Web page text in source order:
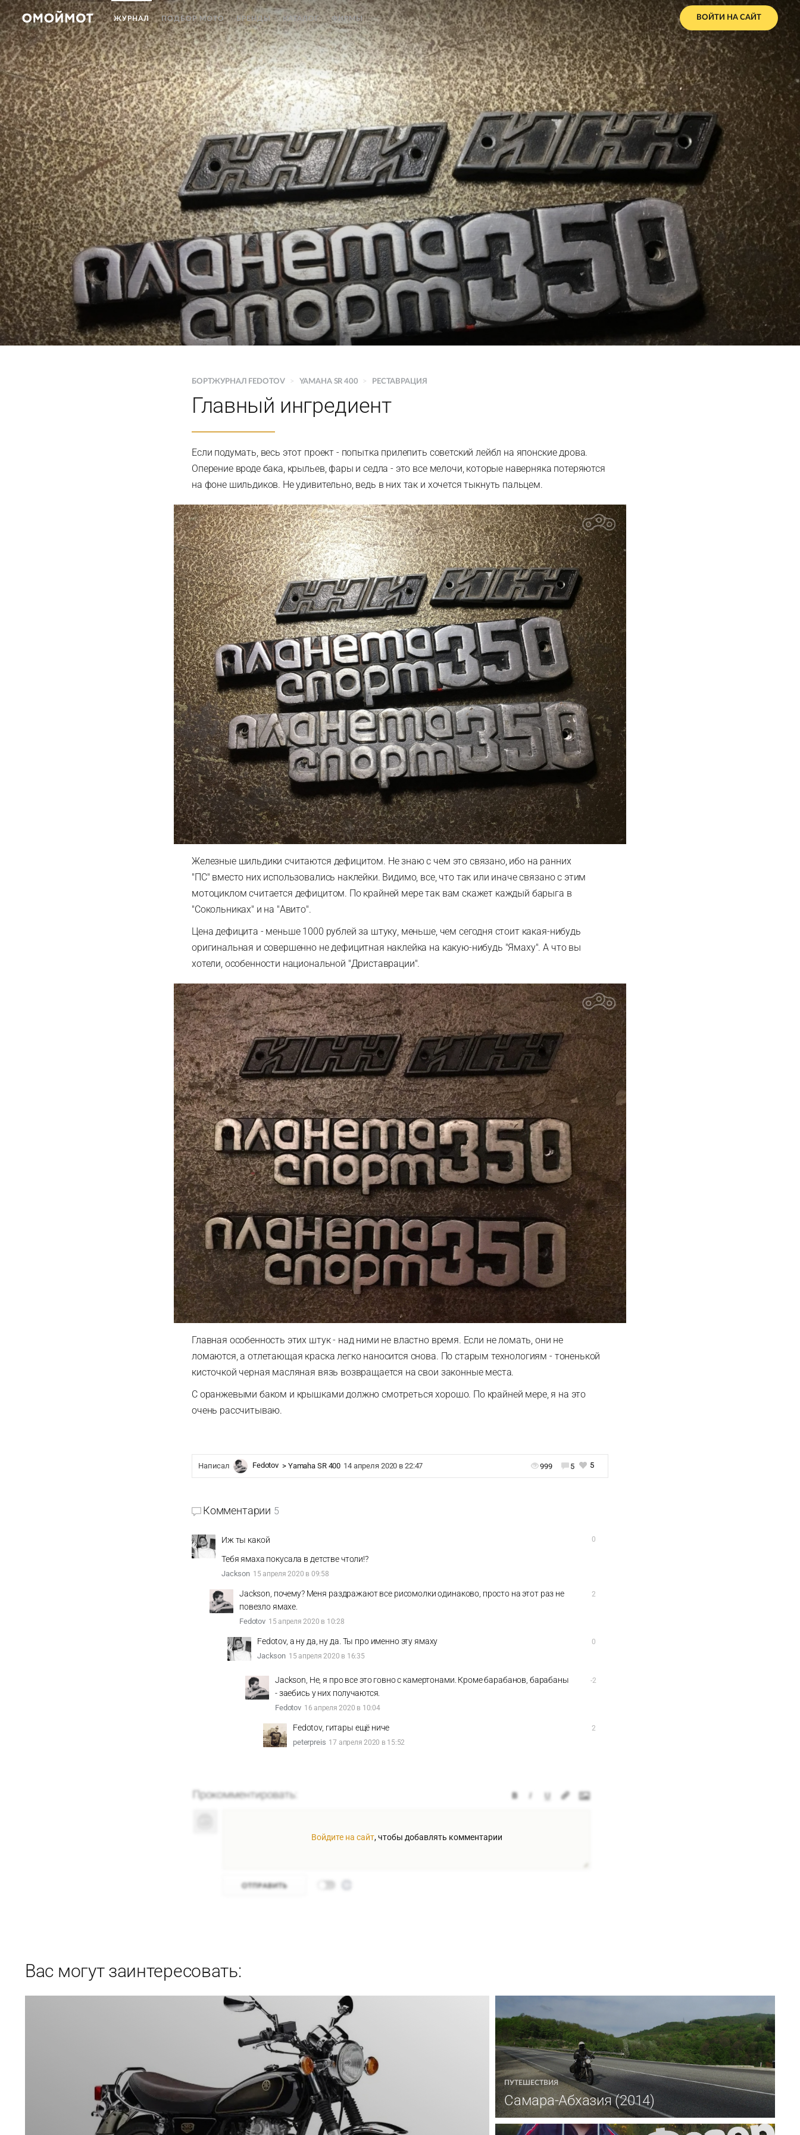
ЖУРНАЛ ПОДБОР МОТО БРЕНДЫ КАТАЛОГ ФИРМЫ ВОЙТИ НА САЙТ
БОРТЖУРНАЛ FEDOTOV > YAMAHA SR 400 > РЕСТАВРАЦИЯ
Главный ингредиент
Если подумать, весь этот проект - попытка прилепить советский лейбл на японские дрова.
Оперение вроде бака, крыльев, фары и седла - это все мелочи, которые наверняка потеряются
на фоне шильдиков. Не удивительно, ведь в них так и хочется тыкнуть пальцем.
Железные шильдики считаются дефицитом. Не знаю с чем это связано, ибо на ранних
"ПС" вместо них использовались наклейки. Видимо, все, что так или иначе связано с этим
мотоциклом считается дефицитом. По крайней мере так вам скажет каждый барыга в
"Сокольниках" и на "Авито".
Цена дефицита - меньше 1000 рублей за штуку, меньше, чем сегодня стоит какая-нибудь
оригинальная и совершенно не дефицитная наклейка на какую-нибудь "Ямаху". А что вы
хотели, особенности национальной "Дриставрации".
Главная особенность этих штук - над ними не властно время. Если не ломать, они не
ломаются, а отлетающая краска легко наносится снова. По старым технологиям - тоненькой
кисточкой черная масляная вязь возвращается на свои законные места.
С оранжевыми баком и крышками должно смотреться хорошо. По крайней мере, я на это
очень рассчитываю.
Написал Fedotov > Yamaha SR 400 14 апреля 2020 в 22:47 999 5 5
Комментарии 5
Иж ты какой
Тебя ямаха покусала в детстве чтоли!?
Jackson 15 апреля 2020 в 09:58
0
Jackson, почему? Меня раздражают все рисомолки одинаково, просто на этот раз не
повезло ямахе.
Fedotov 15 апреля 2020 в 10:28
2
Fedotov, а ну да, ну да. Ты про именно эту ямаху
Jackson 15 апреля 2020 в 16:35
0
Jackson, Не, я про все это говно с камертонами. Кроме барабанов, барабаны
- заебись у них получаются.
Fedotov 16 апреля 2020 в 10:04
-2
Fedotov, гитары ещё ниче
peterpreis 17 апреля 2020 в 15:52
2
Войдите на сайт, чтобы добавлять комментарии
Вас могут заинтересовать:
ПУТЕШЕСТВИЯ
Самара-Абхазия (2014)